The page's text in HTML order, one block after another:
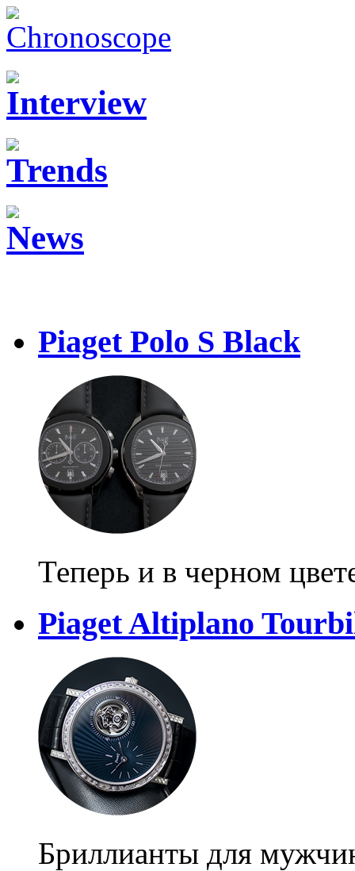
Piaget Polo S Black
Теперь и в черном
Piaget Altiplano
Бриллианты для